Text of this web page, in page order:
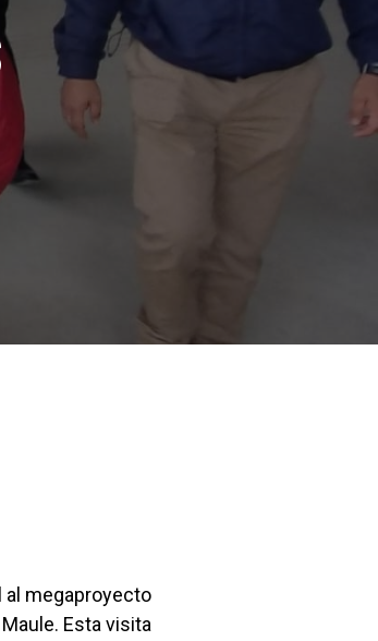
al megaproyecto
Esta visita